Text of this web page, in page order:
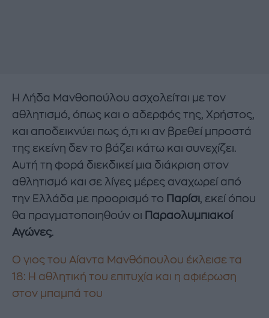
Η Λήδα Μανθοπούλου ασχολείται με τον
αθλητισμό, όπως και ο αδερφός της, Χρήστος,
και αποδεικνύει πως ό,τι κι αν βρεθεί μπροστά
της εκείνη δεν το βάζει κάτω και συνεχίζει.
Αυτή τη φορά διεκδικεί μια διάκριση στον
αθλητισμό και σε λίγες μέρες αναχωρεί από
την Ελλάδα με προορισμό το
Παρίσι, εκεί όπου
θα πραγματοποιηθούν οι
Παραολυμπιακοί
Αγώνες.
Ο γιος του Αίαντα Μανθόπουλου έκλεισε τα
18: H αθλητική του επιτυχία και η αφιέρωση
στον μπαμπά του